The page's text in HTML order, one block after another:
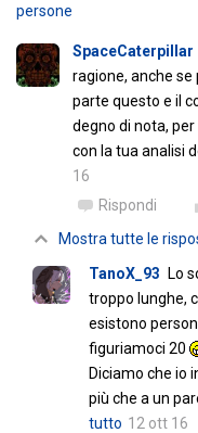
persone
SpaceCaterpillar
ragione, anche
parte questo e il
degno di nota,
con la tua analisi
16
Rispondi
Mostra tutte le
TanoX_93 Lo
troppo lunghe,
esistono
figuriamoci 20
Diciamo che io
più che a un
tutto 12 ott 16